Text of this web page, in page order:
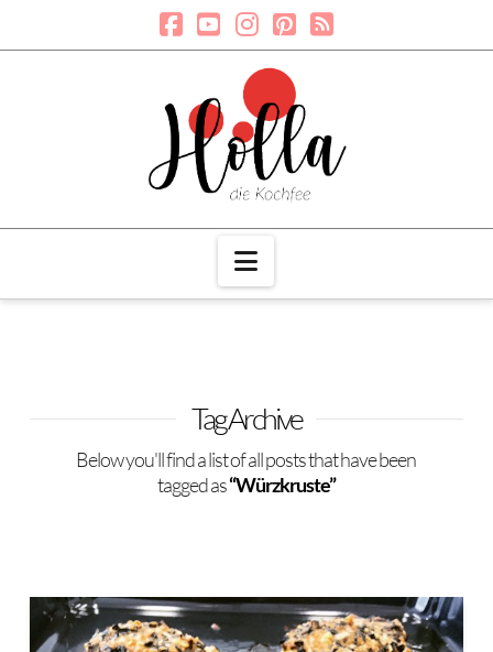
Navigation
Tag Archive
Below you'll find a list of all posts that have been
tagged as“Würzkruste”